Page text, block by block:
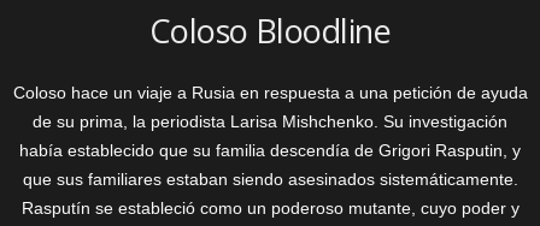
Coloso Bloodline
Coloso hace un viaje a Rusia en respuesta a una petición de ayuda
de su prima, la periodista Larisa Mishchenko. Su investigación
había establecido que su familia descendía de Grigori Rasputin, y
que sus familiares estaban siendo asesinados sistemáticamente.
Rasputín se estableció como un poderoso mutante, cuyo poder y